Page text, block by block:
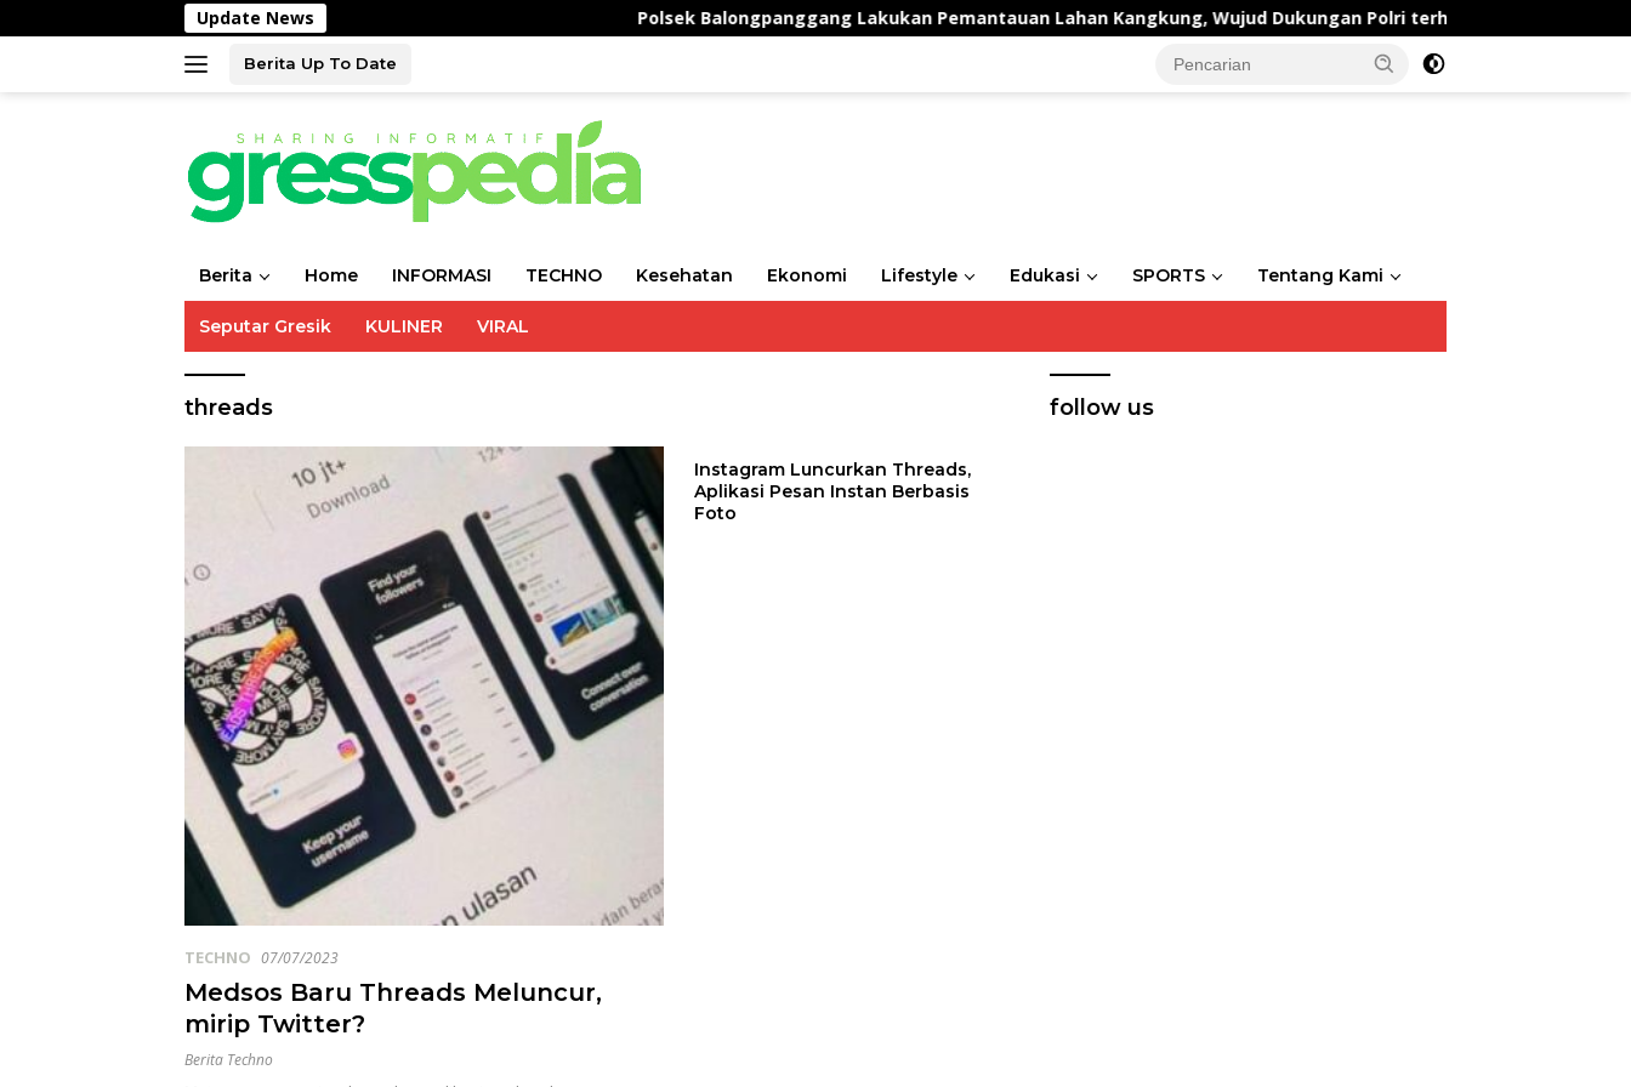
ke
Update News Polsek Balongpanggang Lakukan Pemantauan Lahan Kangkung, Wujud Dukungan Polri terhadap Ketahanan Pangan
Berita Up To Date
Berita Home INFORMASI TECHNO Kesehatan Ekonomi Lifestyle Edukasi SPORTS Tentang Kami
Seputar Gresik KULINER VIRAL
threads
TECHNO 07/07/2023
Medsos Baru Threads Meluncur,
mirip Twitter?
Berita Techno
Instagram Luncurkan Threads,
Aplikasi Pesan Instan Berbasis
Foto
follow us